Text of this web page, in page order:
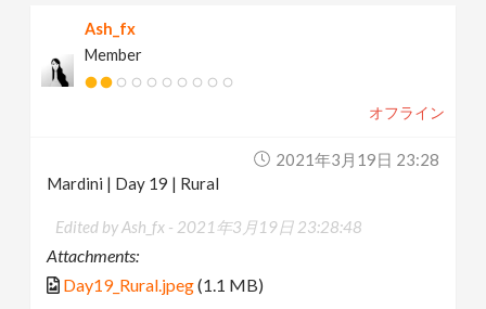
Ash_fx
Member
オフライン
2021年3月19日 23:28
Mardini | Day 19 | Rural
Edited by Ash_fx - 2021年3月19日 23:28:48
Attachments:
Day19_Rural.jpeg(1.1 MB)